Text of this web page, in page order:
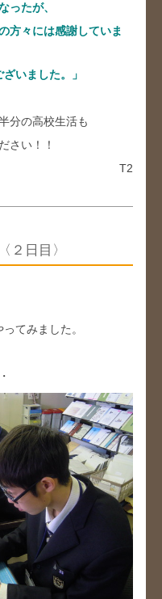
ったが、
方々には感謝していま
いました。」
分の高校生活も
さい！！
T2
２日目〉
てみました。